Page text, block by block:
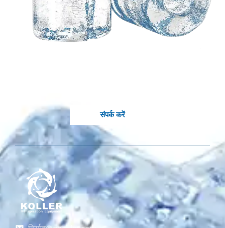
आपके विचारों के आधार पर एक
संपर्क करें